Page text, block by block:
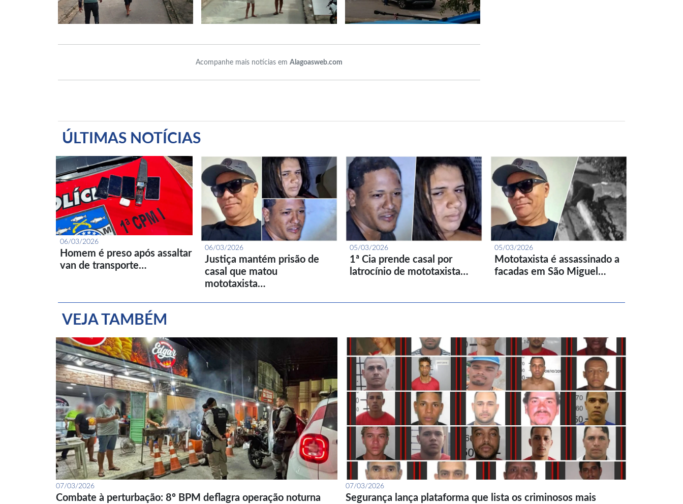
Acompanhe mais notícias em Alagoasweb.com
ÚLTIMAS NOTÍCIAS
06/03/2026
Homem é preso após assaltar
van de transporte…
06/03/2026
Justiça mantém prisão de
casal que matou
mototaxista…
05/03/2026
1ª Cia prende casal por
latrocínio de mototaxista…
05/03/2026
Mototaxista é assassinado a
facadas em São Miguel…
VEJA TAMBÉM
07/03/2026
Combate à perturbação: 8º BPM deflagra operação noturna
07/03/2026
Segurança lança plataforma que lista os criminosos mais